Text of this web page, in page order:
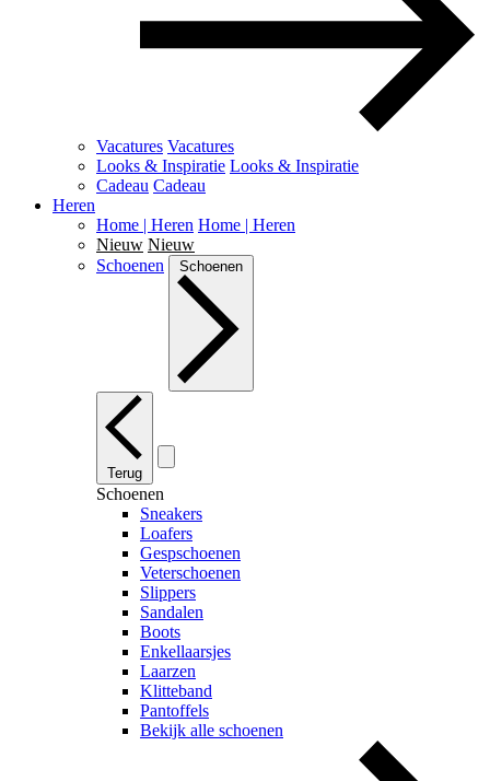
Vacatures Vacatures
Looks & Inspiratie Looks & Inspiratie
Cadeau Cadeau
Heren
Home | Heren Home | Heren
Nieuw Nieuw
Schoenen
Schoenen
Terug
Schoenen
Sneakers
Loafers
Gespschoenen
Veterschoenen
Slippers
Sandalen
Boots
Enkellaarsjes
Laarzen
Klitteband
Pantoffels
Bekijk alle schoenen